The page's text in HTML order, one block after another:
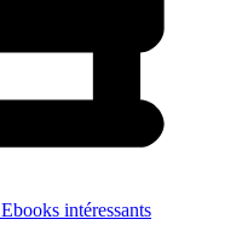
Ebooks intéressants